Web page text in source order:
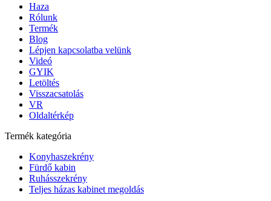
Haza
Rólunk
Termék
Blog
Lépjen kapcsolatba velünk
Videó
GYIK
Letöltés
Visszacsatolás
VR
Oldaltérkép
Termék kategória
Konyhaszekrény
Fürdő kabin
Ruhásszekrény
Teljes házas kabinet megoldás